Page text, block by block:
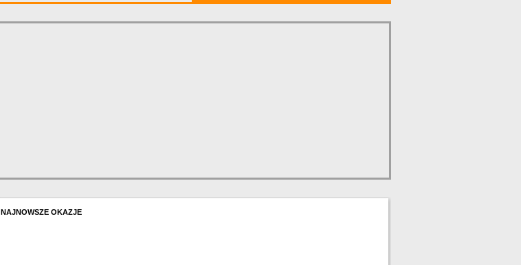
NAJNOWSZE OKAZJE